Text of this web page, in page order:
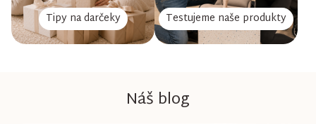
Tipy na darčeky Testujeme naše produkty
Náš blog